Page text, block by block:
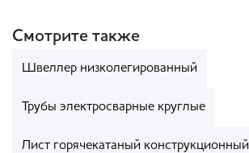
Смотрите также
Швеллер низколегированный
Трубы электросварные круглые
Лист горячекатаный конструкционный